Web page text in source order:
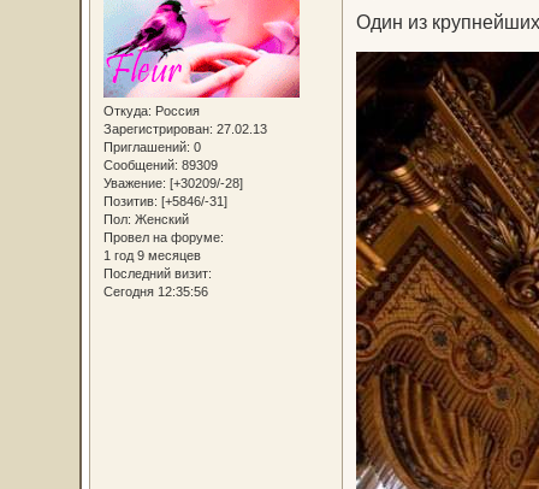
Откуда: Россия
Зарегистрирован: 27.02.13
Приглашений: 0
Сообщений: 89309
Уважение: [+30209/-28]
Позитив: [+5846/-31]
Пол: Женский
Провел на форуме:
1 год 9 месяцев
Последний визит:
Сегодня 12:35:56
Один из